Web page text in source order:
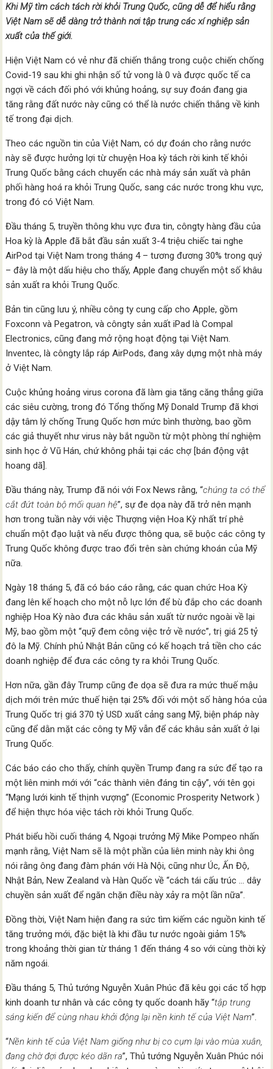
Khi Mỹ tìm cách tách rời khỏi Trung Quốc, cũng dễ để hiểu rằng
Việt Nam sẽ dễ dàng trở thành nơi tập trung các xí nghiệp sản
xuất của thế giới.
Hiện Việt Nam có vẻ như đã chiến thắng trong cuộc chiến chống
Covid-19 sau khi ghi nhận số tử vong là 0 và được quốc tế ca
ngợi về cách đối phó với khủng hoảng, sự suy đoán đang gia
tăng rằng đất nước này cũng có thể là nước chiến thắng về kinh
tế trong đại dịch.
Theo các nguồn tin của Việt Nam, có dự đoán cho rằng nước
này sẽ được hưởng lợi từ chuyện Hoa kỳ tách rời kinh tế khỏi
Trung Quốc bằng cách chuyển các nhà máy sản xuất và phân
phối hàng hoá ra khỏi Trung Quốc, sang các nước trong khu vực,
trong đó có Việt Nam.
Đầu tháng 5, truyền thông khu vực đưa tin, côngty hàng đầu của
Hoa kỳ là Apple đã bắt đầu sản xuất 3-4 triệu chiếc tai nghe
AirPod tại Việt Nam trong tháng 4 – tương đương 30% trong quý
– đây là một dấu hiệu cho thấy, Apple đang chuyển một số khâu
sản xuất ra khỏi Trung Quốc.
Bản tin cũng lưu ý, nhiều công ty cung cấp cho Apple, gồm
Foxconn và Pegatron, và côngty sản xuất iPad là Compal
Electronics, cũng đang mở rộng hoạt động tại Việt Nam.
Inventec, là côngty lắp ráp AirPods, đang xây dựng một nhà máy
ở Việt Nam.
Cuộc khủng hoảng virus corona đã làm gia tăng căng thẳng giữa
các siêu cường, trong đó Tổng thống Mỹ Donald Trump đã khơi
dậy tâm lý chống Trung Quốc hơn mức bình thường, bao gồm
các giả thuyết như virus này bắt nguồn từ một phòng thí nghiệm
sinh học ở Vũ Hán, chứ không phải tại các chợ [bán động vật
hoang dã].
Đầu tháng này, Trump đã nói với Fox News rằng, “chúng ta có thể
cắt đứt toàn bộ mối quan hệ”, sự đe dọa này đã trở nên mạnh
hơn trong tuần này với việc Thượng viện Hoa Kỳ nhất trí phê
chuẩn một đạo luật và nếu được thông qua, sẽ buộc các công ty
Trung Quốc không được trao đổi trên sàn chứng khoán của Mỹ
nữa.
Ngày 18 tháng 5, đã có báo cáo rằng, các quan chức Hoa Kỳ
đang lên kế hoạch cho một nỗ lực lớn để bù đắp cho các doanh
nghiệp Hoa Kỳ nào đưa các khâu sản xuất từ nước ngoài về lại
Mỹ, bao gồm một “quỹ đem công việc trở về nước”, trị giá 25 tỷ
đô la Mỹ. Chính phủ Nhật Bản cũng có kế hoạch trả tiền cho các
doanh nghiệp để đưa các công ty ra khỏi Trung Quốc.
Hơn nữa, gần đây Trump cũng đe dọa sẽ đưa ra mức thuế mậu
dịch mới trên mức thuế hiện tại 25% đối với một số hàng hóa của
Trung Quốc trị giá 370 tỷ USD xuất cảng sang Mỹ, biện pháp này
cũng để dằn mặt các công ty Mỹ vẫn để các khâu sản xuất ở lại
Trung Quốc.
Các báo cáo cho thấy, chính quyền Trump đang ra sức để tạo ra
một liên minh mới với “các thành viên đáng tin cậy”, với tên gọi
“Mạng lưới kinh tế thịnh vượng” (Economic Prosperity Network )
để hiện thực hóa việc tách rời khỏi Trung Quốc.
Phát biểu hồi cuối tháng 4, Ngoại trưởng Mỹ Mike Pompeo nhấn
mạnh rằng, Việt Nam sẽ là một phần của liên minh này khi ông
nói rằng ông đang đàm phán với Hà Nội, cũng như Úc, Ấn Độ,
Nhật Bản, New Zealand và Hàn Quốc về “cách tái cấu trúc … dây
chuyền sản xuất để ngăn chặn điều này xảy ra một lần nữa”.
Đồng thời, Việt Nam hiện đang ra sức tìm kiếm các nguồn kinh tế
tăng trưởng mới, đặc biệt là khi đầu tư nước ngoài giảm 15%
trong khoảng thời gian từ tháng 1 đến tháng 4 so với cùng thời kỳ
năm ngoái.
Đầu tháng 5, Thủ tướng Nguyễn Xuân Phúc đã kêu gọi các tổ hợp
kinh doanh tư nhân và các công ty quốc doanh hãy “tập trung
sáng kiến để cùng nhau khởi động lại nền kinh tế của Việt Nam”.
“Nền kinh tế của Việt Nam giống như bị co cụm lại vào mùa xuân,
đang chờ đợi được kéo dãn ra”, Thủ tướng Nguyễn Xuân Phúc nói